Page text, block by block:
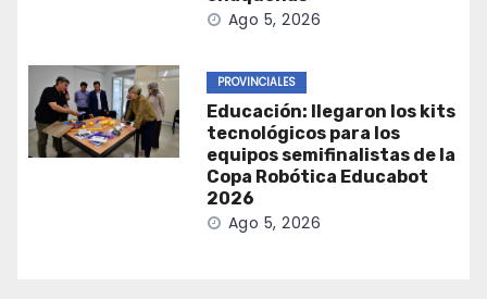
Ago 5, 2026
PROVINCIALES
Educación: llegaron los kits
tecnológicos para los
equipos semifinalistas de la
Copa Robótica Educabot
2026
Ago 5, 2026